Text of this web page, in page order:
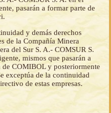
pasarán a formar parte de
y demás derechos
de la Compañía Minera
del Sur S. A.- COMSUR S.
mismos que pasarán a
COMIBOL y posteriormente
exceptúa de la continuidad
de estas empresas.